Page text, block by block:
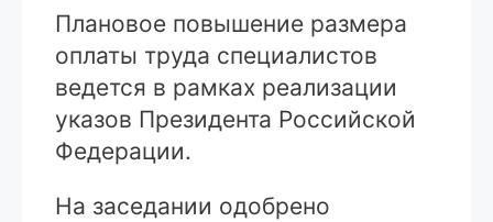
Плановое повышение размера
оплаты труда специалистов
ведется в рамках реализации
указов Президента Российской
Федерации.
На заседании одобрено